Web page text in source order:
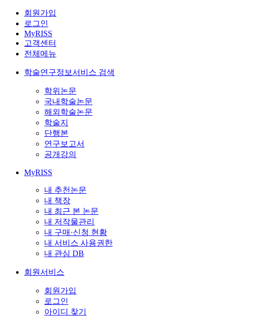
회원가입
로그인
MyRISS
고객센터
전체메뉴
학술연구정보서비스 검색
학위논문
국내학술논문
해외학술논문
학술지
단행본
연구보고서
공개강의
MyRISS
내 추천논문
내 책장
내 최근 본 논문
내 저작물관리
내 구매·신청 현황
내 서비스 사용권한
내 관심 DB
회원서비스
회원가입
로그인
아이디 찾기